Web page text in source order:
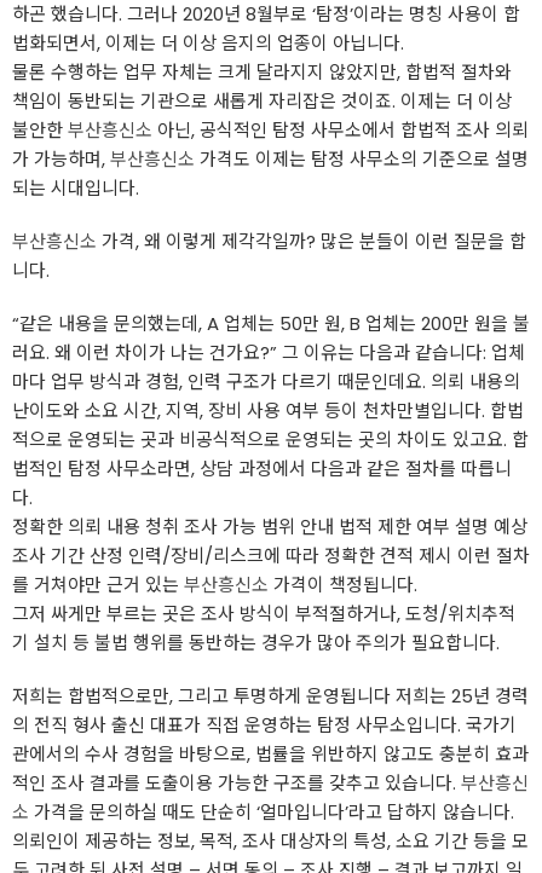
하곤 했습니다. 그러나 2020년 8월부로 ‘탐정’이라는 명칭 사용이 합
법화되면서, 이제는 더 이상 음지의 업종이 아닙니다.
물론 수행하는 업무 자체는 크게 달라지지 않았지만, 합법적 절차와
책임이 동반되는 기관으로 새롭게 자리잡은 것이죠. 이제는 더 이상
불안한부산흥신소 아닌, 공식적인 탐정 사무소에서 합법적 조사 의뢰
가 가능하며,부산흥신소 가격도 이제는 탐정 사무소의 기준으로 설명
되는 시대입니다.
부산흥신소 가격, 왜 이렇게 제각각일까? 많은 분들이 이런 질문을 합
니다.
“같은 내용을 문의했는데, A 업체는 50만 원, B 업체는 200만 원을 불
러요. 왜 이런 차이가 나는 건가요?” 그 이유는 다음과 같습니다: 업체
마다 업무 방식과 경험, 인력 구조가 다르기 때문인데요. 의뢰 내용의
난이도와 소요 시간, 지역, 장비 사용 여부 등이 천차만별입니다. 합법
적으로 운영되는 곳과 비공식적으로 운영되는 곳의 차이도 있고요. 합
법적인 탐정 사무소라면, 상담 과정에서 다음과 같은 절차를 따릅니
다.
정확한 의뢰 내용 청취 조사 가능 범위 안내 법적 제한 여부 설명 예상
조사 기간 산정 인력/장비/리스크에 따라 정확한 견적 제시 이런 절차
를 거쳐야만 근거 있는 부산흥신소 가격이 책정됩니다.
그저 싸게만 부르는 곳은 조사 방식이 부적절하거나, 도청/위치추적
기 설치 등 불법 행위를 동반하는 경우가 많아 주의가 필요합니다.
저희는 합법적으로만, 그리고 투명하게 운영됩니다 저희는 25년 경력
의 전직 형사 출신 대표가 직접 운영하는 탐정 사무소입니다. 국가기
관에서의 수사 경험을 바탕으로, 법률을 위반하지 않고도 충분히 효과
적인 조사 결과를 도출이용 가능한 구조를 갖추고 있습니다. 부산흥신
소 가격을 문의하실 때도 단순히 ‘얼마입니다’라고 답하지 않습니다.
의뢰인이 제공하는 정보, 목적, 조사 대상자의 특성, 소요 기간 등을 모